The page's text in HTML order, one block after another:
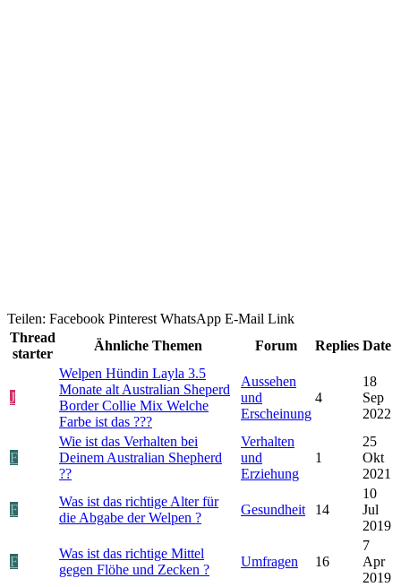
Teilen: Facebook Pinterest WhatsApp E-Mail Link
Thread
starter
Ähnliche Themen Forum Replies Date
J
Welpen Hündin Layla 3.5
Monate alt Australian Sheperd
Border Collie Mix Welche
Farbe ist das ???
Aussehen
und
Erscheinung
4
18
Sep
2022
F
Wie ist das Verhalten bei
Deinem Australian Shepherd
??
Verhalten
und
Erziehung
1
25
Okt
2021
F
Was ist das richtige Alter für
die Abgabe der Welpen ?
Gesundheit 14
10
Jul
2019
F
Was ist das richtige Mittel
gegen Flöhe und Zecken ?
Umfragen 16
7
Apr
2019